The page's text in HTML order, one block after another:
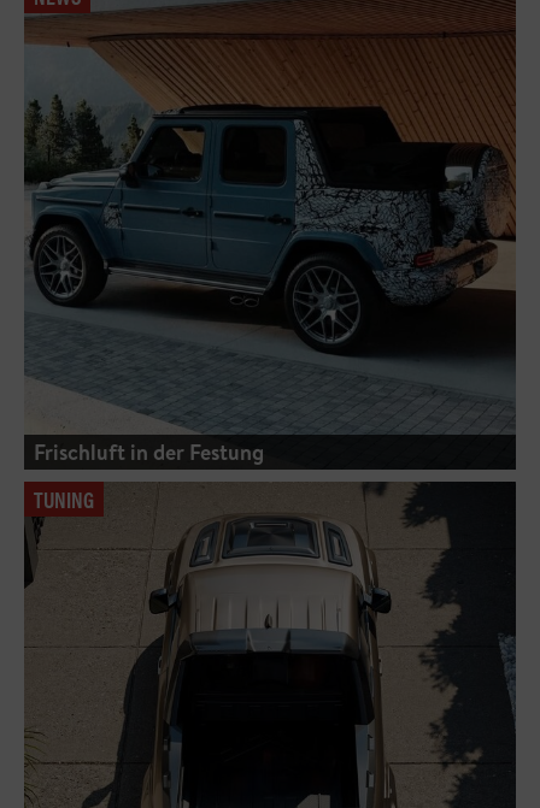
Frischluft in der Festung
TUNING